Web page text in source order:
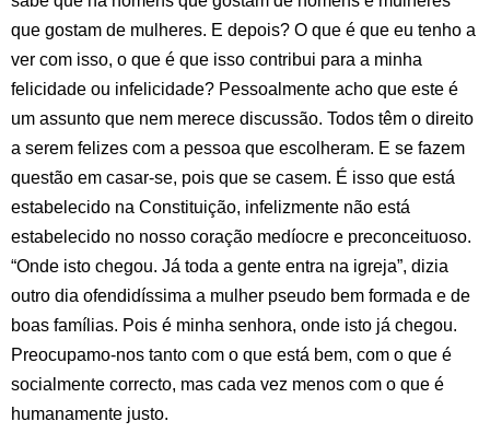
que gostam de mulheres. E depois? O que é que eu tenho a
ver com isso, o que é que isso contribui para a minha
felicidade ou infelicidade? Pessoalmente acho que este é
um assunto que nem merece discussão. Todos têm o direito
a serem felizes com a pessoa que escolheram. E se fazem
questão em casar-se, pois que se casem. É isso que está
estabelecido na Constituição, infelizmente não está
estabelecido no nosso coração medíocre e preconceituoso.
“Onde isto chegou. Já toda a gente entra na igreja”, dizia
outro dia ofendidíssima a mulher pseudo bem formada e de
boas famílias. Pois é minha senhora, onde isto já chegou.
Preocupamo-nos tanto com o que está bem, com o que é
socialmente correcto, mas cada vez menos com o que é
humanamente justo.